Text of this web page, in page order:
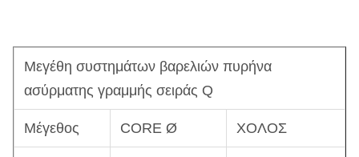
Μεγέθη συστημάτων βαρελιών πυρήνα
ασύρματης γραμμής σειράς Q
Μέγεθος CORE Ø ΧΟΛΟΣ